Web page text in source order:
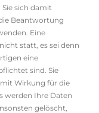
sich damit
Beantwortung
Eine
statt, es sei denn
eine
sind. Sie
Wirkung für die
werden Ihre Daten
gelöscht,